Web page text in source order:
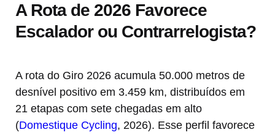
A Rota de 2026 Favorece
Escalador ou Contrarrelogista?
A rota do Giro 2026 acumula 50.000 metros de
desnível positivo em 3.459 km, distribuídos em
21 etapas com sete chegadas em alto
(Domestique Cycling, 2026). Esse perfil favorece